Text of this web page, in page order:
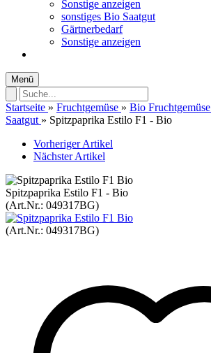
Sonstige anzeigen
sonstiges Bio Saatgut
Gärtnerbedarf
Sonstige anzeigen
Menü
Startseite » Fruchtgemüse » Bio Fruchtgemüse
Saatgut » Spitzpaprika Estilo F1 - Bio
Vorheriger Artikel
Nächster Artikel
Spitzpaprika Estilo F1 - Bio
(Art.Nr.: 049317BG)
(Art.Nr.: 049317BG)